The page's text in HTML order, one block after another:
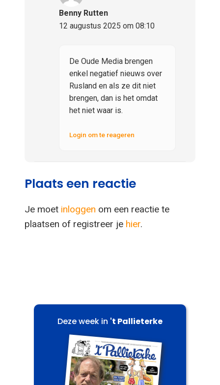
Benny Rutten
12 augustus 2025 om 08:10
De Oude Media brengen
enkel negatief nieuws over
Rusland en als ze dit niet
brengen, dan is het omdat
het niet waar is.
Login om te reageren
Plaats een reactie
Je moet inloggen om een reactie te
plaatsen of registreer je hier.
Deze week in 't Pallieterke